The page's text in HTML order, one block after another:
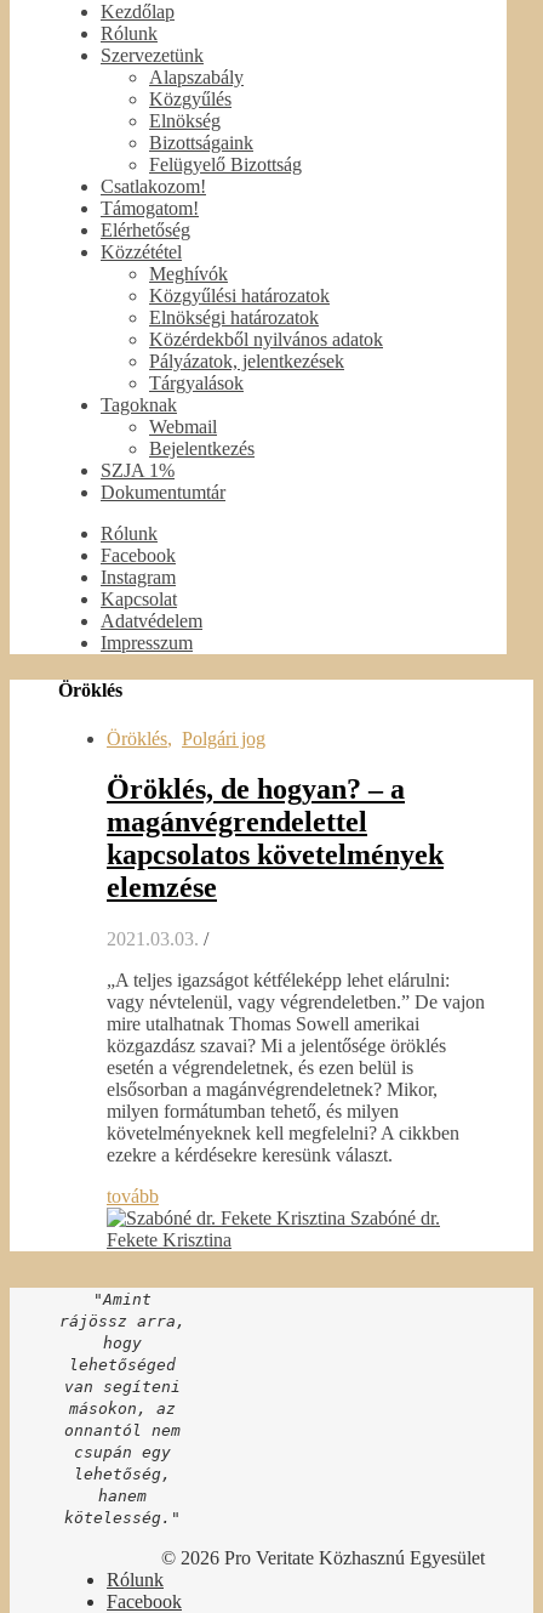
Kezdőlap
Rólunk
Szervezetünk
Alapszabály
Közgyűlés
Elnökség
Bizottságaink
Felügyelő Bizottság
Csatlakozom!
Támogatom!
Elérhetőség
Közzététel
Meghívók
Közgyűlési határozatok
Elnökségi határozatok
Közérdekből nyilvános adatok
Pályázatok, jelentkezések
Tárgyalások
Tagoknak
Webmail
Bejelentkezés
SZJA 1%
Dokumentumtár
Rólunk
Facebook
Instagram
Kapcsolat
Adatvédelem
Impresszum
Öröklés
Öröklés, Polgári jog
Öröklés, de hogyan? – a
magánvégrendelettel
kapcsolatos követelmények
elemzése
2021.03.03. /
„A teljes igazságot kétféleképp lehet elárulni:
vagy névtelenül, vagy végrendeletben.” De vajon
mire utalhatnak Thomas Sowell amerikai
közgazdász szavai? Mi a jelentősége öröklés
esetén a végrendeletnek, és ezen belül is
elsősorban a magánvégrendeletnek? Mikor,
milyen formátumban tehető, és milyen
követelményeknek kell megfelelni? A cikkben
ezekre a kérdésekre keresünk választ.
tovább
Szabóné dr.
Fekete Krisztina
"Amint
rájössz arra,
hogy
lehetőséged
van segíteni
másokon, az
onnantól nem
csupán egy
lehetőség,
hanem
kötelesség."
© 2026 Pro Veritate Közhasznú Egyesület
Rólunk
Facebook